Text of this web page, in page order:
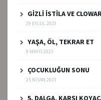
GİZLİ İSTİLA VE
29 EYLÜL 2023
YAŞA, ÖL, TEKRAR ET
9 MAYIS 2023
ÇOCUKLUĞUN SONU
25 NISAN 2023
5. DALGA, KARŞI